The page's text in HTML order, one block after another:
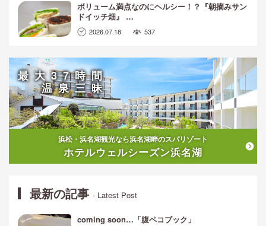
ボリューム満点なのにヘルシー！？『朝摘みサン
ドイッチ畑』 …
2026.07.18 537
最大37時間
温泉三昧
浜松・浜名湖観光なら浜名湖畔のスパリゾート
ホテルウェルシーズン浜名湖
最新の記事- Latest Post
coming soon…「腹ペコブック」